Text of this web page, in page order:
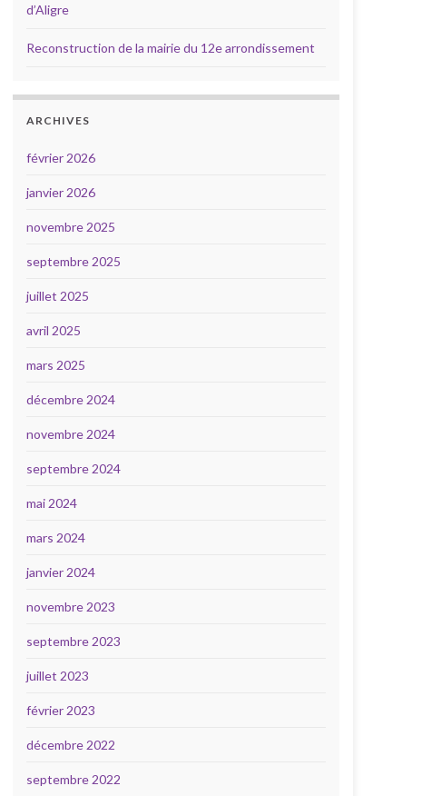
d’Aligre
Reconstruction de la mairie du 12e arrondissement
ARCHIVES
février 2026
janvier 2026
novembre 2025
septembre 2025
juillet 2025
avril 2025
mars 2025
décembre 2024
novembre 2024
septembre 2024
mai 2024
mars 2024
janvier 2024
novembre 2023
septembre 2023
juillet 2023
février 2023
décembre 2022
septembre 2022